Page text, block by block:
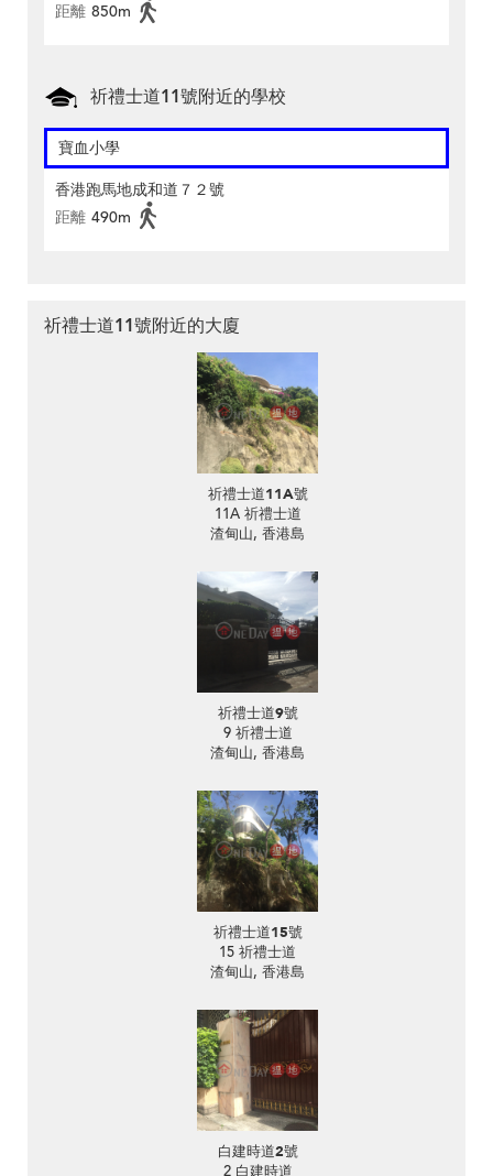
距離 850m
祈禮士道11號附近的學校
寶血小學
香港跑馬地成和道７２號
距離 490m
祈禮士道11號附近的大廈
祈禮士道11A號
11A 祈禮士道
渣甸山, 香港島
祈禮士道9號
9 祈禮士道
渣甸山, 香港島
祈禮士道15號
15 祈禮士道
渣甸山, 香港島
白建時道2號
2 白建時道